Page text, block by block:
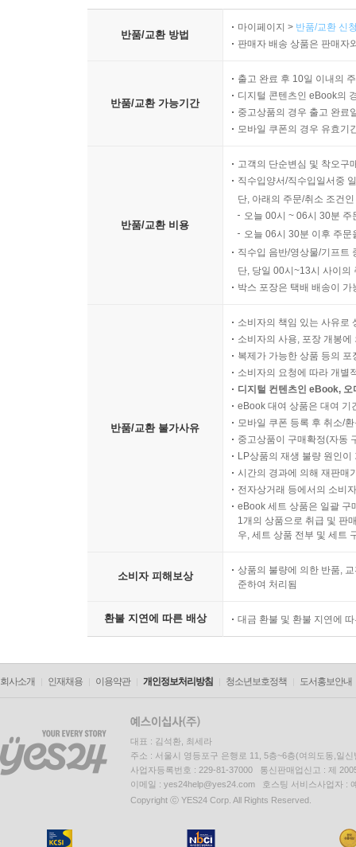
반품/교환 방법
마이페이지 > 반품/교환 신
판매자 배송 상품은 판매자
반품/교환 가능기간
출고 완료 후 10일 이내의
디지털 콘텐츠인 eBook의
중고상품의 경우 출고 완료
모바일 쿠폰의 경우 유효기
반품/교환 비용
고객의 단순변심 및 착오구
직수입양서/직수입일서중
단, 아래의 주문/취소 조건
오늘 00시 ~ 06시 30분
오늘 06시 30분 이후 주
직수입 음반/영상물/기프트
단, 당일 00시~13시 사이의
박스 포장은 택배 배송이
반품/교환 불가사유
소비자의 책임 있는 사유로
소비자의 사용, 포장 개봉
복제가 가능한 상품 등의
소비자의 요청에 따라 개별
디지털 컨텐츠인 eBook,
eBook 대여 상품은 대여 기
모바일 쿠폰 등록 후 취소/
중고상품이 구매확정(자동
LP상품의 재생 불량 원인
시간의 경과에 의해 재판매
전자상거래 등에서의 소비
eBook 세트 상품은 일괄 구
1개의 상품으로 취급 및 판
우, 세트 상품 전부 및 세트
소비자 피해보상
상품의 불량에 의한 반품,
준하여 처리됨
환불 지연에 따른 배상 대금 환불 및 환불 지연에
회사소개 인재채용 이용약관 개인정보처리방침 청소년보호정책 도서홍보안내
대표 : 김석환, 최세라
주소 : 서울시 영등포구 은행로 11, 5층~6층(여의도동,일신
사업자등록번호 : 229-81-37000 통신판매업신고 : 제
이메일 : yes24help@yes24.com 호스팅 서비스사업자 :
Copyright ⓒ YES24 Corp. All Rights Reserved.